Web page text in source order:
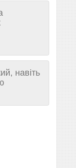
навіть